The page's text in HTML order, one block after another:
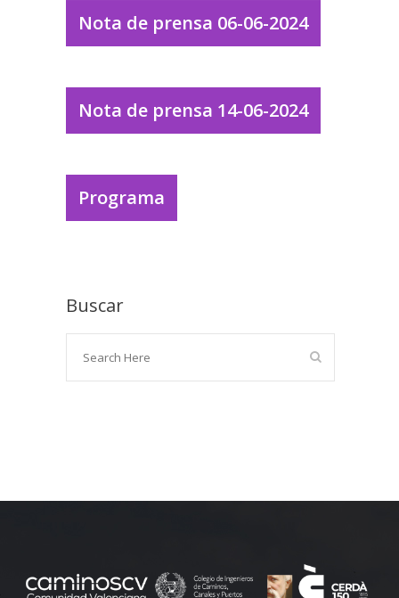
Nota de prensa 06-06-2024
Nota de prensa 14-06-2024
Programa
Buscar